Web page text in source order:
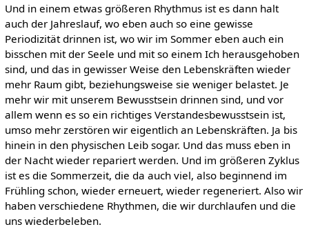
Und in einem etwas größeren Rhythmus ist es dann halt
auch der Jahreslauf, wo eben auch so eine gewisse
Periodizität drinnen ist, wo wir im Sommer eben auch ein
bisschen mit der Seele und mit so einem Ich herausgehoben
sind, und das in gewisser Weise den Lebenskräften wieder
mehr Raum gibt, beziehungsweise sie weniger belastet. Je
mehr wir mit unserem Bewusstsein drinnen sind, und vor
allem wenn es so ein richtiges Verstandesbewusstsein ist,
umso mehr zerstören wir eigentlich an Lebenskräften. Ja bis
hinein in den physischen Leib sogar. Und das muss eben in
der Nacht wieder repariert werden. Und im größeren Zyklus
ist es die Sommerzeit, die da auch viel, also beginnend im
Frühling schon, wieder erneuert, wieder regeneriert. Also wir
haben verschiedene Rhythmen, die wir durchlaufen und die
uns wiederbeleben.